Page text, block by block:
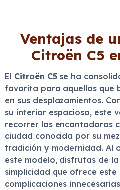
Ventajas de
Citroën C5
El Citroën C5 se ha
favorita para aquellos que
en sus desplazamientos.
su interior espacioso, este
recorrer las encantadoras
ciudad conocida por su
tradición y modernidad. Al
este modelo, disfrutas de
simplicidad que ofrece
complicaciones